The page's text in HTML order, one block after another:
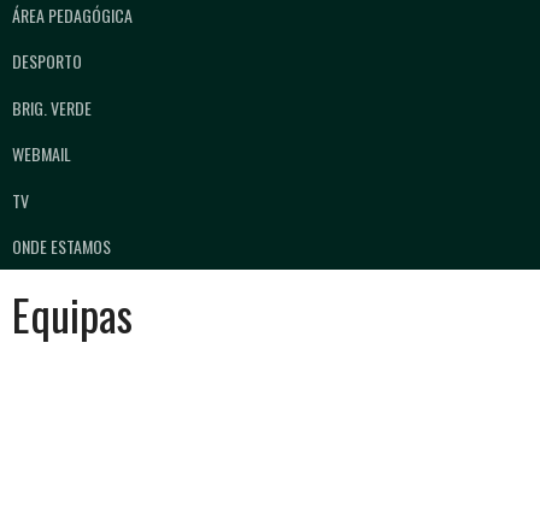
ÁREA PEDAGÓGICA
DESPORTO
BRIG. VERDE
WEBMAIL
TV
ONDE ESTAMOS
Equipas